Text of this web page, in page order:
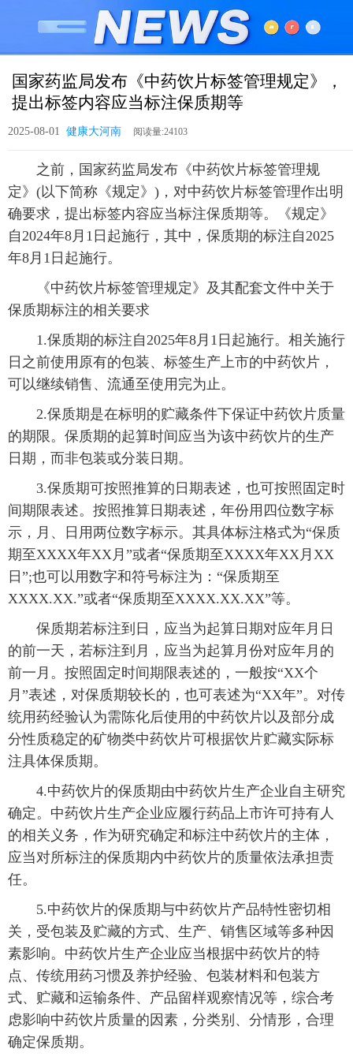
国家药监局发布《中药饮片标签管理规定》，
提出标签内容应当标注保质期等
2025-08-01 健康大河南
之前，国家药监局发布《中药饮片标签管理规
定》(以下简称《规定》)，对中药饮片标签管理作出明
确要求，提出标签内容应当标注保质期等。《规定》
自2024年8月1日起施行，其中，保质期的标注自2025
年8月1日起施行。
《中药饮片标签管理规定》及其配套文件中关于
保质期标注的相关要求
1.保质期的标注自2025年8月1日起施行。相关施行
日之前使用原有的包装、标签生产上市的中药饮片，
可以继续销售、流通至使用完为止。
2.保质期是在标明的贮藏条件下保证中药饮片质量
的期限。保质期的起算时间应当为该中药饮片的生产
日期，而非包装或分装日期。
3.保质期可按照推算的日期表述，也可按照固定时
间期限表述。按照推算日期表述，年份用四位数字标
示，月、日用两位数字标示。其具体标注格式为“保质
期至XXXX年XX月”或者“保质期至XXXX年XX月XX
日”;也可以用数字和符号标注为：“保质期至
XXXX.XX.”或者“保质期至XXXX.XX.XX”等。
保质期若标注到日，应当为起算日期对应年月日
的前一天，若标注到月，应当为起算月份对应年月的
前一月。按照固定时间期限表述的，一般按“XX个
月”表述，对保质期较长的，也可表述为“XX年”。对传
统用药经验认为需陈化后使用的中药饮片以及部分成
分性质稳定的矿物类中药饮片可根据饮片贮藏实际标
注具体保质期。
4.中药饮片的保质期由中药饮片生产企业自主研究
确定。中药饮片生产企业应履行药品上市许可持有人
的相关义务，作为研究确定和标注中药饮片的主体，
应当对所标注的保质期内中药饮片的质量依法承担责
任。
5.中药饮片的保质期与中药饮片产品特性密切相
关，受包装及贮藏的方式、生产、销售区域等多种因
素影响。中药饮片生产企业应当根据中药饮片的特
点、传统用药习惯及养护经验、包装材料和包装方
式、贮藏和运输条件、产品留样观察情况等，综合考
虑影响中药饮片质量的因素，分类别、分情形，合理
确定保质期。